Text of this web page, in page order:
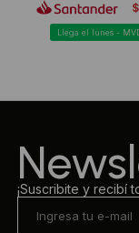
$
Llega el lunes -
¡Suscribite y recibí
Sherpas